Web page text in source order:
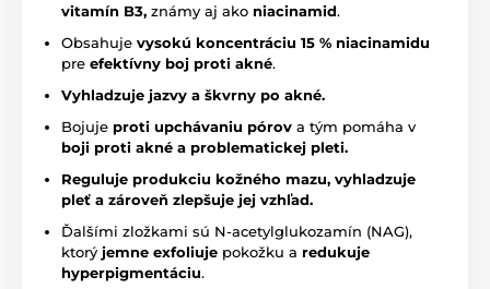
vitamín B3, známy aj ako niacinamid.
Obsahuje vysokú koncentráciu 15 % niacinamidu
pre efektívny boj proti akné.
Vyhladzuje jazvy a škvrny po akné.
Bojuje proti upchávaniu pórov a tým pomáha v
boji proti akné a problematickej pleti.
Reguluje produkciu kožného mazu, vyhladzuje
pleť a zároveň zlepšuje jej vzhľad.
Ďalšími zložkami sú N-acetylglukozamín (NAG),
ktorý jemne exfoliuje pokožku a redukuje
hyperpigmentáciu.